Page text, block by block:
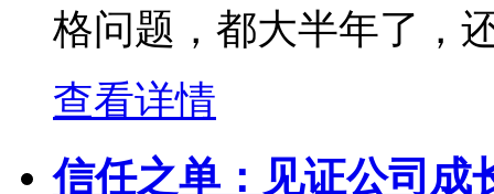
格问题，都大半年了，
查看详情
信任之单：见证公司成